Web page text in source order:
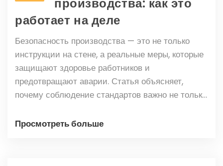
производства: как это
работает на деле
Безопасность производства — это не только
инструкции на стене, а реальные меры, которые
защищают здоровье работников и
предотвращают аварии. Статья объясняет,
почему соблюдение стандартов важно не только
Читатель узнает, что входит в систему
Просмотреть больше